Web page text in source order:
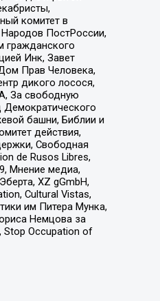
комитет в
ПостРоссии,
гражданского
Инк, Завет
Прав Человека,
дикого лосося,
За свободную
Демократического
башни, Библии и
действия,
Свободная
de Rusos Libres,
Мнение медиа,
XZ gGmbH,
Cultural Vistas,
им Питера Мунка,
Немцова за
Stop Occupation of